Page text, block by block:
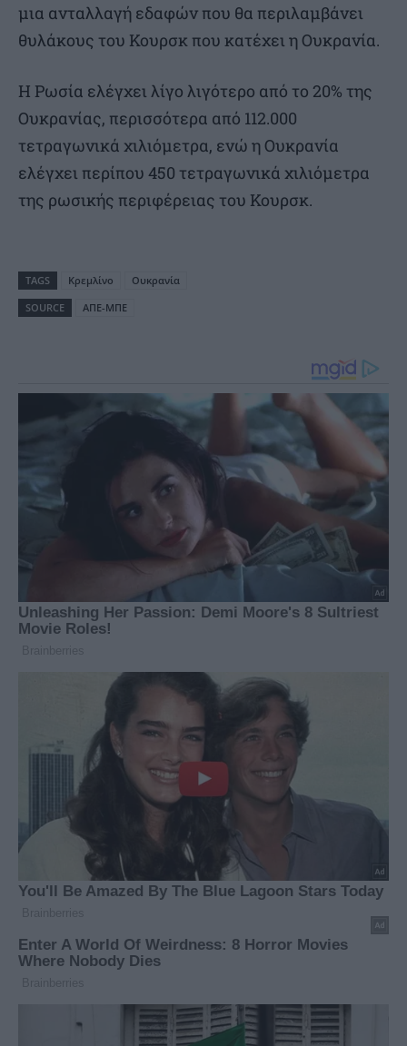
μια ανταλλαγή εδαφών που θα περιλαμβάνει
θυλάκους του Κουρσκ που κατέχει η Ουκρανία.
Η Ρωσία ελέγχει λίγο λιγότερο από το 20% της
Ουκρανίας, περισσότερα από 112.000
τετραγωνικά χιλιόμετρα, ενώ η Ουκρανία
ελέγχει περίπου 450 τετραγωνικά χιλιόμετρα
της ρωσικής περιφέρειας του Κουρσκ.
TAGS Κρεμλίνο
Ουκρανία
SOURCE
ΑΠΕ-ΜΠΕ